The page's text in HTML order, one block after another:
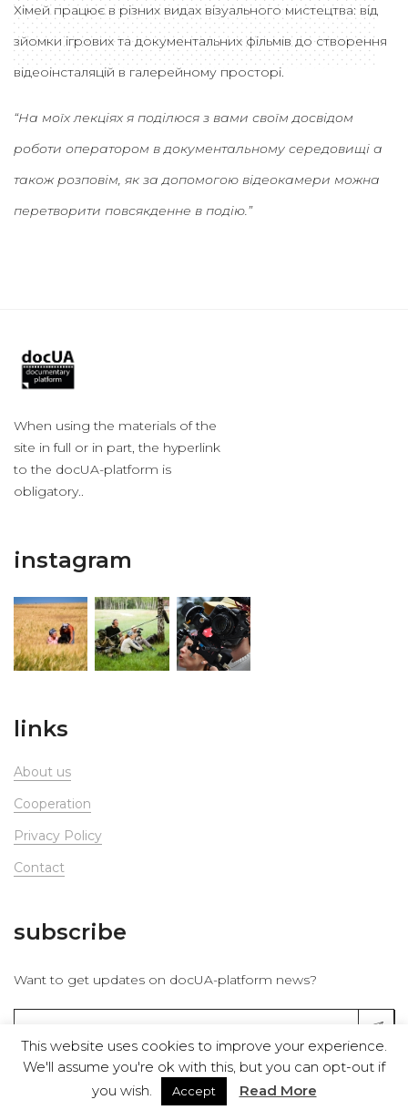
Хімей працює в різних видах візуального мистецтва: від
зйомки ігрових та документальних фільмів до створення
відеоінсталяцій в галерейному просторі.
“На моїх лекціях я поділюся з вами своїм досвідом
роботи оператором в документальному середовищі а
також розповім, як за допомогою відеокамери можна
перетворити повсякденне в подію.”
When using the materials of the
site in full or in part, the hyperlink
to the docUA-platform is
obligatory..
instagram
links
About us
Сooperation
Privacy Policy
Contact
subscribe
Want to get updates on docUA-platform news?
This website uses cookies to improve your experience.
We'll assume you're ok with this, but you can opt-out if
you wish.
Accept Read More